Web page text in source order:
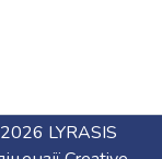
LYRASIS